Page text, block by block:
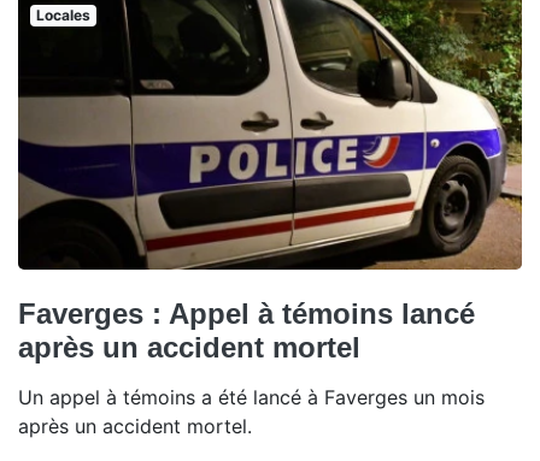
Locales
Faverges : Appel à témoins lancé
après un accident mortel
Un appel à témoins a été lancé à Faverges un mois
après un accident mortel.